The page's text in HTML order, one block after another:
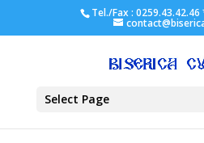
Tel./Fax :
Select Page